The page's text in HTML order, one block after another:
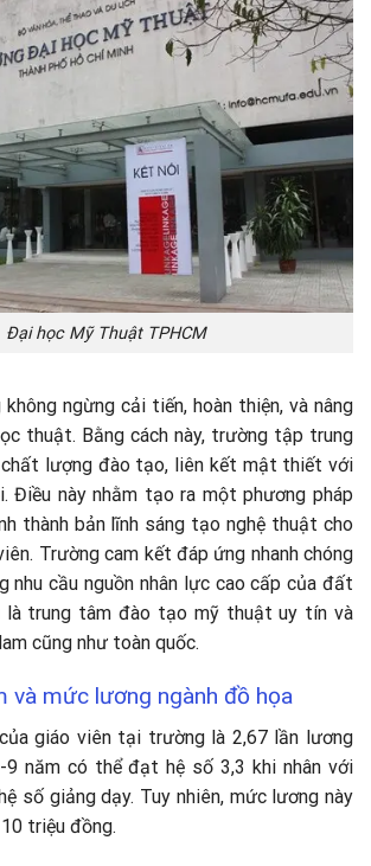
Đại học Mỹ Thuật TPHCM
không ngừng cải tiến, hoàn thiện, và nâng
thuật. Bằng cách này, trường tập trung
lượng đào tạo, liên kết mật thiết với
Điều này nhằm tạo ra một phương pháp
thành bản lĩnh sáng tạo nghệ thuật cho
Trường cam kết đáp ứng nhanh chóng
nhu cầu nguồn nhân lực cao cấp của đất
là trung tâm đào tạo mỹ thuật uy tín và
cũng như toàn quốc.
và mức lương ngành đồ họa
giáo viên tại trường là 2,67 lần lương
9 năm có thể đạt hệ số 3,3 khi nhân với
số giảng dạy. Tuy nhiên, mức lương này
triệu đồng.